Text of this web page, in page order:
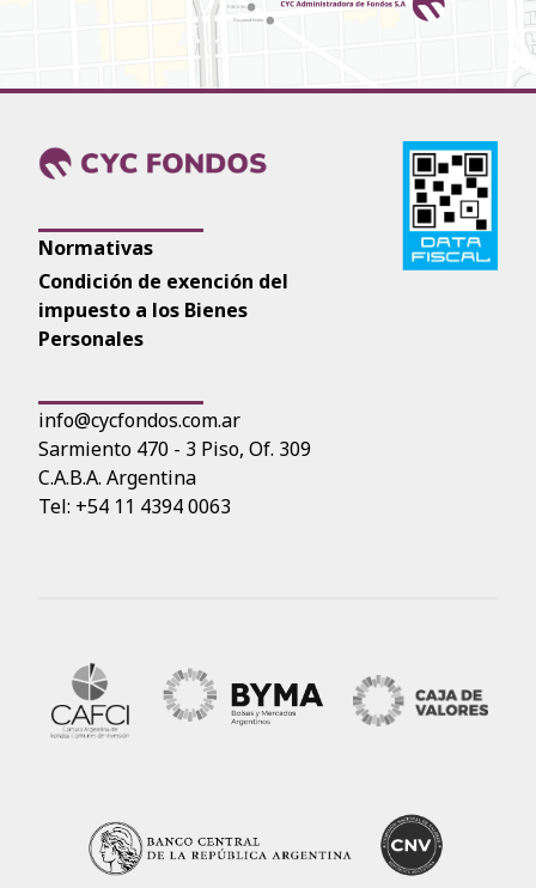
Normativas
Condición de exención del
impuesto a los Bienes
Personales
info@cycfondos.com.ar
Sarmiento 470 - 3 Piso, Of. 309
C.A.B.A. Argentina
Tel: +54 11 4394 0063